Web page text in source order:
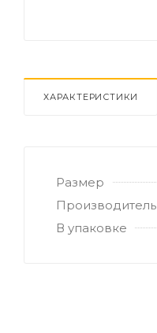
ХАРАКТЕРИСТИКИ
Размер
Производитель
В упаковке